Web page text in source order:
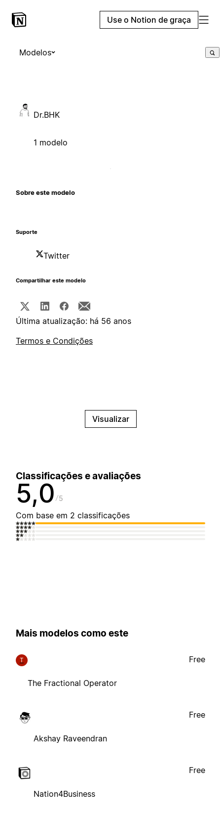
Use o Notion de graça
Modelos
Dr.BHK
1 modelo
Sobre este modelo
Suporte
Twitter
Compartilhar este modelo
Última atualização: há 56 anos
Termos e Condições
Visualizar
Classificações e avaliações
5,0 5
Com base em 2 classificações
Mais modelos como este
T
The Fractional Operator
Free
Akshay Raveendran
Free
Nation4Business
Free